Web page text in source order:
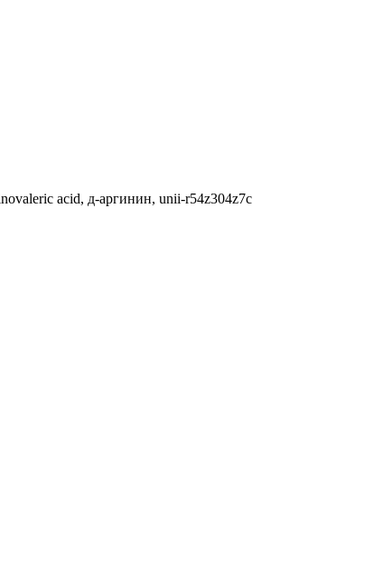
acid, д-аргинин, unii-r54z304z7c